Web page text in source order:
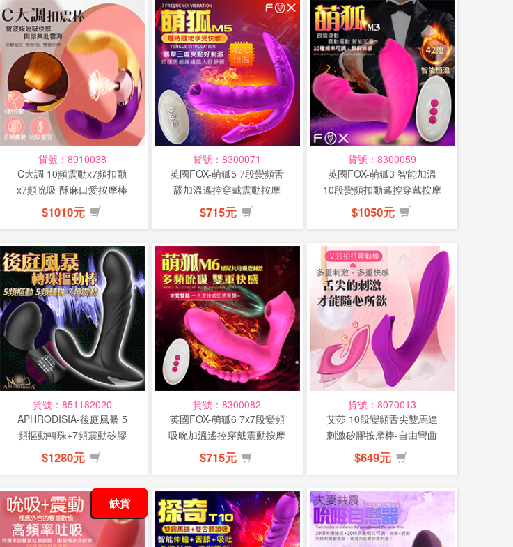
貨號：8910038
C大調 10頻震動x7頻扣動
x7頻吮吸 酥麻口愛按摩棒
(特)
$1010元
貨號：8300071
英國FOX-萌狐5 7段變頻舌
舔加溫遙控穿戴震動按摩
棒-紫(...
$715元
貨號：8300059
英國FOX-萌狐3 智能加溫
10段變頻扣動遙控穿戴按摩
棒-...
$1050元
貨號：851182020
APHRODISIA-後庭風暴 5
頻摳動轉珠+7頻震動矽膠
按...
$1280元
貨號：8300082
英國FOX-萌狐6 7x7段變頻
吸吮加溫遙控穿戴震動按摩
棒-...
$715元
貨號：8070013
艾莎 10段變頻舌尖雙馬達
刺激矽膠按摩棒-自由彎曲
(特)
$649元
缺貨